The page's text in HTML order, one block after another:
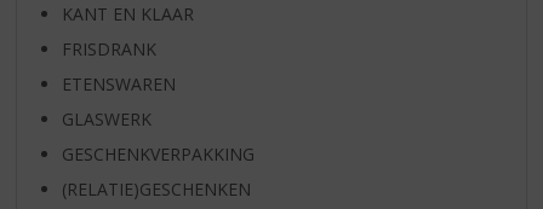
KANT EN KLAAR
FRISDRANK
ETENSWAREN
GLASWERK
GESCHENKVERPAKKING
(RELATIE)GESCHENKEN